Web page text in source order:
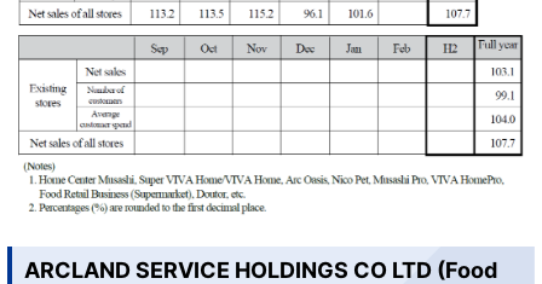
ARCLAND SERVICE HOLDINGS CO LTD (Food